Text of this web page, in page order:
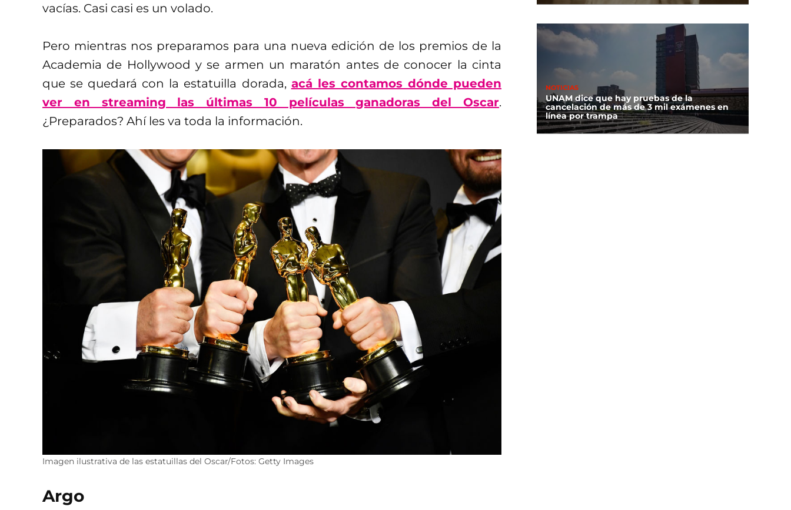
vacías. Casi casi es un volado.
Pero mientras nos preparamos para una nueva edición de los premios de la
Academia de Hollywood y se armen un maratón antes de conocer la cinta
que se quedará con la estatuilla dorada, acá les contamos dónde pueden
ver en streaming las últimas 10 películas ganadoras del Oscar.
¿Preparados? Ahí les va toda la información.
Imagen ilustrativa de las estatuillas del Oscar/Fotos: Getty Images
Argo
NOTICIAS
UNAM dice que hay pruebas de la
cancelación de más de 3 mil exámenes en
línea por trampa